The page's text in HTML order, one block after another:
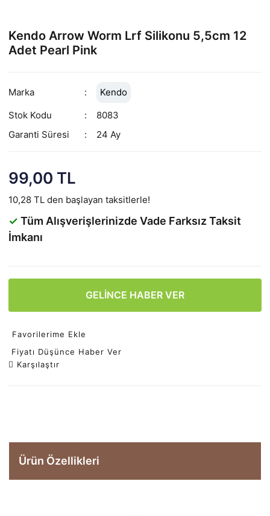
Kendo Arrow Worm Lrf Silikonu 5,5cm 12
Adet Pearl Pink
Marka
Kendo
Stok Kodu
8083
Garanti Süresi
24 Ay
99,00 TL
10,28 TL den başlayan taksitlerle!
✓ Tüm Alışverişlerinizde Vade Farksız Taksit
İmkanı
GELİNCE HABER VER
Favorilerime Ekle
Fiyatı Düşünce Haber Ver
Karşılaştır
Ürün Özellikleri